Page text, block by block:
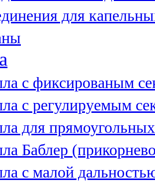
для
с фиксированым
с регулируемым
для
Баблер
с малой